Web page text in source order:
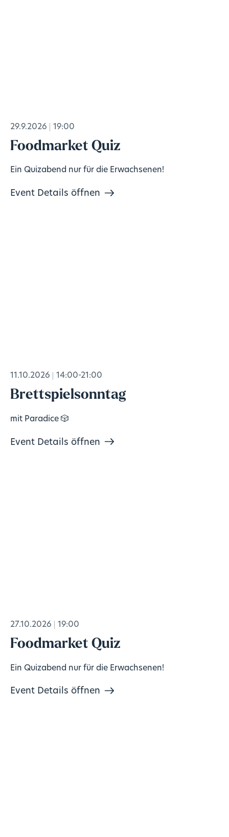
29.9.2026 19:00
Foodmarket Quiz
Ein Quizabend nur für die Erwachsenen!
Event Details öffnen
11.10.2026 14:00-21:00
Brettspielsonntag
mit Paradice 🎲
Event Details öffnen
27.10.2026 19:00
Foodmarket Quiz
Ein Quizabend nur für die Erwachsenen!
Event Details öffnen